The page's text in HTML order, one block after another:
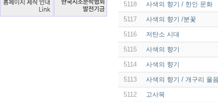
5118 사색의 향기 / 한인 문화
5117 사색의 향기 /분꽃
5116 저탄소 시대
5115 사색의 향기
5114 사색의 향기
5113 사색의 향기 / 개구리 울
5112 고사목